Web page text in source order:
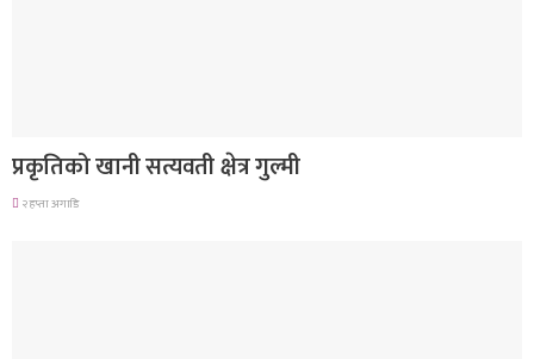
प्रकृतिको खानी सत्यवती क्षेत्र गुल्मी
२ हप्ता अगाडि